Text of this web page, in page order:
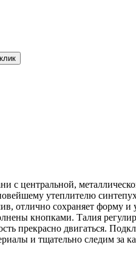
с центральной,
утеплителю
отлично сохраняет форму
кнопками. Талия
прекрасно двигаться.
и тщательно следим за